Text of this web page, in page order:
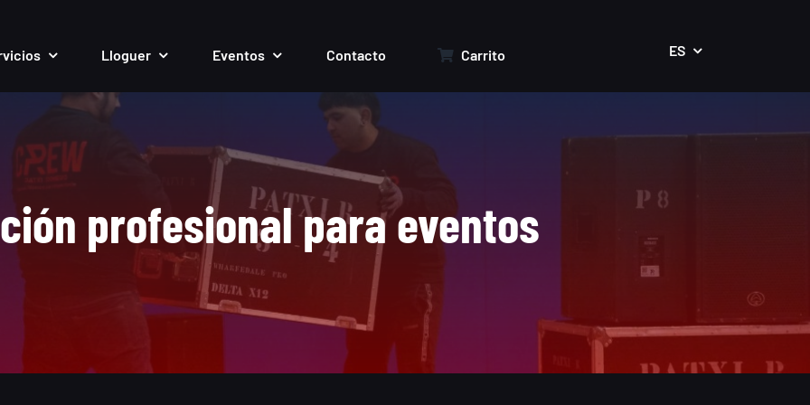
Lloguer Eventos Contacto Carrito ES
profesional para eventos